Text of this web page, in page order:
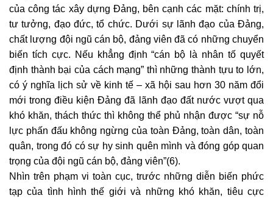
của công tác xây dựng Đảng, bên cạnh các mặt: chính trị,
tư tưởng, đạo đức, tổ chức. Dưới sự lãnh đạo của Đảng,
chất lượng đội ngũ cán bộ, đảng viên đã có những chuyển
biến tích cực. Nếu khẳng định “cán bộ là nhân tố quyết
định thành bại của cách mạng” thì những thành tựu to lớn,
có ý nghĩa lịch sử về kinh tế – xã hội sau hơn 30 năm đổi
mới trong điều kiện Đảng đã lãnh đạo đất nước vượt qua
khó khăn, thách thức thì không thể phủ nhận được “sự nỗ
lực phấn đấu không ngừng của toàn Đảng, toàn dân, toàn
quân, trong đó có sự hy sinh quên mình và đóng góp quan
trọng của đội ngũ cán bộ, đảng viên”(6).
Nhìn trên phạm vi toàn cục, trước những diễn biến phức
tạp của tình hình thế giới và những khó khăn, tiêu cực